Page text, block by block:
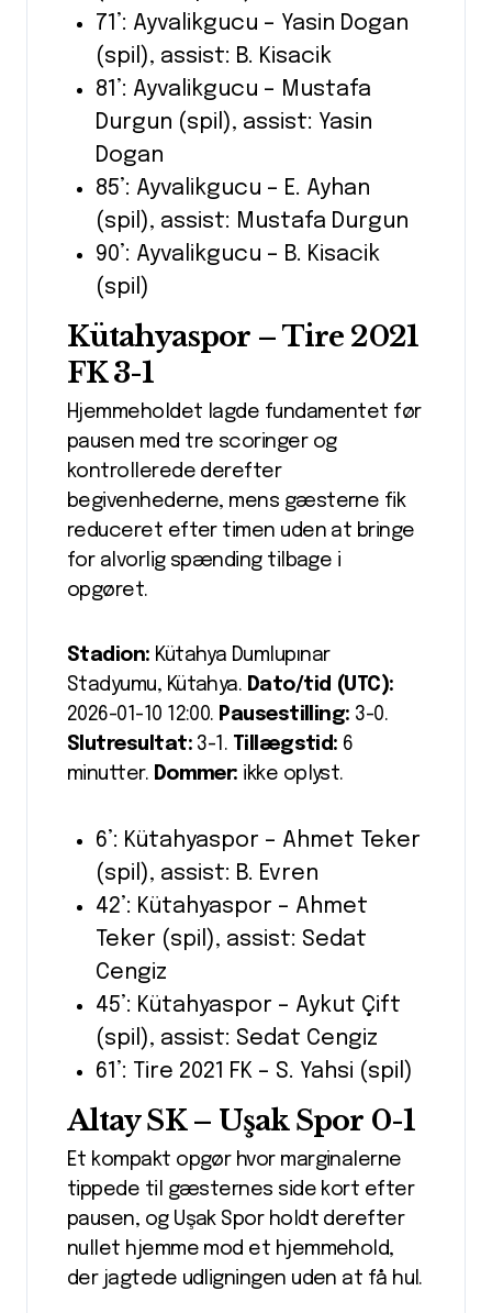
71’: Ayvalikgucu – Yasin Dogan
(spil), assist: B. Kisacik
81’: Ayvalikgucu – Mustafa
Durgun (spil), assist: Yasin
Dogan
85’: Ayvalikgucu – E. Ayhan
(spil), assist: Mustafa Durgun
90’: Ayvalikgucu – B. Kisacik
(spil)
Kütahyaspor – Tire 2021
FK 3-1
Hjemmeholdet lagde fundamentet før
pausen med tre scoringer og
kontrollerede derefter
begivenhederne, mens gæsterne fik
reduceret efter timen uden at bringe
for alvorlig spænding tilbage i
opgøret.
Stadion: Kütahya Dumlupınar
Stadyumu, Kütahya. Dato/tid (UTC):
2026-01-10 12:00. Pausestilling: 3-0.
Slutresultat:3-1. Tillægstid: 6
minutter. Dommer: ikke oplyst.
6’: Kütahyaspor – Ahmet Teker
(spil), assist: B. Evren
42’: Kütahyaspor – Ahmet
Teker (spil), assist: Sedat
Cengiz
45’: Kütahyaspor – Aykut Çift
(spil), assist: Sedat Cengiz
61’: Tire 2021 FK – S. Yahsi (spil)
Altay SK – Uşak Spor 0-1
Et kompakt opgør hvor marginalerne
tippede til gæsternes side kort efter
pausen, og Uşak Spor holdt derefter
nullet hjemme mod et hjemmehold,
der jagtede udligningen uden at få hul.